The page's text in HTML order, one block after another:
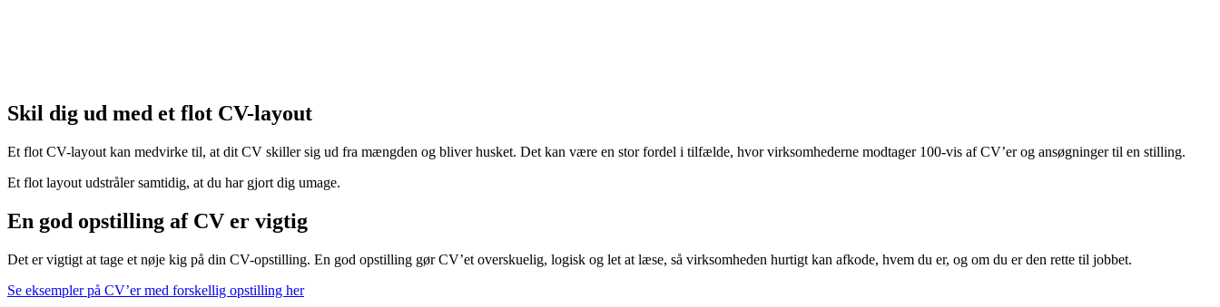
Skil dig ud med et flot CV-layout
Et flot CV-layout kan medvirke til, at dit CV skiller sig ud fra mængden og bliver husket. Det kan være en stor fordel i tilfælde, hvor virksomhederne modtager 100-vis af CV’er og ansøgninger til en stilling.
Et flot layout udstråler samtidig, at du har gjort dig umage.
En god opstilling af CV er vigtig
Det er vigtigt at tage et nøje kig på din CV-opstilling. En god opstilling gør CV’et overskuelig, logisk og let at læse, så virksomheden hurtigt kan afkode, hvem du er, og om du er den rette til jobbet.
Se eksempler på CV’er med forskellig opstilling her